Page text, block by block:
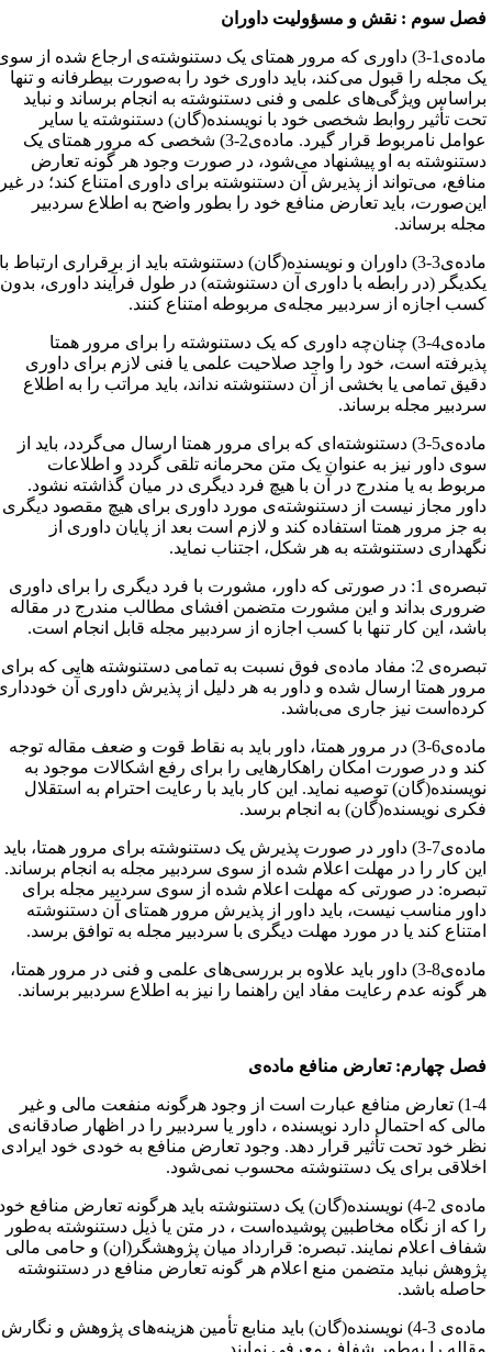
سوم : نقش و مسؤولیت داوران
ماده‌ی1-3) داوری که مرور همتای یک دستنوشته‌ی ارجاع شده از سوی
مجله را قبول می‌کند، باید داوری خود را به‌صورت بیطرفانه و تنها
ویژگی‌های علمی و فنی دستنوشته به انجام برساند و نباید
تأثیر روابط شخصی خود با نویسنده(گان) دستنوشته یا سایر
عوامل نامربوط قرار گیرد. ماده‌ی2-3) شخصی که مرور همتای یک
به او پیشنهاد می‌شود، در صورت وجود هر گونه تعارض
می‌تواند از پذیرش آن دستنوشته برای داوری امتناع کند؛ در غیر
باید تعارض منافع خود را بطور واضح به اطلاع سردبیر
برساند.
ماده‌ی3-3) داوران و نویسنده(گان) دستنوشته باید از برقراری ارتباط با
(در رابطه با داوری آن دستنوشته) در طول فرآیند داوری، بدون
اجازه از سردبیر مجله‌ی مربوطه امتناع کنند.
ماده‌ی4-3) چنان‌چه داوری که یک دستنوشته را برای مرور همتا
است، خود را واجد صلاحیت علمی یا فنی لازم برای داوری
تمامی یا بخشی از آن دستنوشته نداند، باید مراتب را به اطلاع
مجله برساند.
ماده‌ی5-3) دستنوشته‌ای که برای مرور همتا ارسال می‌گردد، باید از
داور نیز به عنوان یک متن محرمانه تلقی گردد و اطلاعات
به یا مندرج در آن با هیچ فرد دیگری در میان گذاشته نشود.
مجاز نیست از دستنوشته‌ی مورد داوری برای هیچ مقصود دیگری
جز مرور همتا استفاده کند و لازم است بعد از پایان داوری از
دستنوشته به هر شکل، اجتناب نماید.
تبصره‌ی 1: در صورتی که داور، مشورت با فرد دیگری را برای داوری
بداند و این مشورت متضمن افشای مطالب مندرج در مقاله
این کار تنها با کسب اجازه از سردبیر مجله قابل انجام است.
تبصره‌ی 2: مفاد ماده‌ی فوق نسبت به تمامی دستنوشته هایی که برای
همتا ارسال ‌شده و داور به هر دلیل از پذیرش داوری آن خودداری
نیز جاری می‌باشد.
ماده‌ی6-3) در مرور همتا، داور باید به نقاط قوت و ضعف مقاله توجه
و در صورت امکان راهکارهایی را برای رفع اشکالات موجود به
توصیه نماید. این کار باید با رعایت احترام به استقلال
نویسنده(گان) به انجام برسد.
ماده‌ی7-3) داور در صورت پذیرش یک دستنوشته برای مرور همتا، باید
کار را در مهلت اعلام شده از سوی سردبیر مجله به انجام برساند.
در صورتی که مهلت اعلام شده از سوی سردبیر مجله برای
مناسب نیست، باید داور از پذیرش مرور همتای آن دستنوشته
کند یا در مورد مهلت دیگری با سردبیر مجله به توافق برسد.
ماده‌ی8-3) داور باید علاوه بر بررسی‌های علمی و فنی در مرور همتا،
گونه عدم رعایت مفاد این راهنما را نیز به اطلاع سردبیر برساند.
چهارم: تعارض منافع ماده‌ی
1-4) تعارض منافع عبارت است از وجود هرگونه منفعت مالی و غیر
که احتمال دارد نویسنده ، داور یا سردبیر را در اظهار صادقانه‌ی
خود تحت تأثیر قرار دهد. وجود تعارض منافع به خودی خود ایرادی
برای یک دستنوشته محسوب نمی‌شود.
ماده‌ی 2-4) نویسنده(گان) یک دستنوشته باید هرگونه تعارض منافع خود
که از نگاه مخاطبین پوشیده‌است ، در متن یا ذیل دستنوشته به‌طور
اعلام نمایند. تبصره: قرارداد میان پژوهشگر(ان) و حامی مالی
نباید متضمن منع اعلام هر گونه تعارض منافع در دستنوشته
باشد.
ماده‌ی 3-4) نویسنده(گان) باید منابع تأمین هزینه‌های پژوهش و نگارش
را به‌طور شفاف معرفی نمایند.